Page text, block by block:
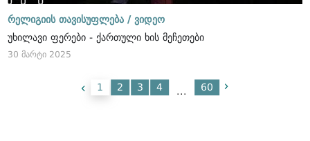
რელიგიის თავისუფლება / ვიდეო
უხილავი ფერები - ქართული ხის მეჩეთები
30 მარტი 2025
1 2 3 4 ... 60